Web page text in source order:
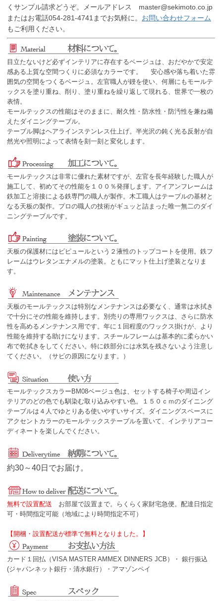
くサンプル請求どうぞ。メールアドレス master@sekimoto.co.jp
またはお電話054-281-4741までお気軽に。 お問い合わせフォーム
もご利用ください。
目立たないけど必ずインテリアに存在するベージュは、おだやかで安定
感ある上質な空間つくりに必須なカラーです。 安心感や落ち着いた雰
囲気の空間をつくるベージュ。左官職人が鏝を使い、何層にもモールテ
ックスを塗り重ね、削り、塗り重ねを繰り返して現れる、世界で一枚の
表情。
モールテックスの性能はそのままに、耐久性・防水性・防汚性を兼ね備
えたダイニングテーブル。
テーブル脚はヘアラインステンレス仕上げ。半光沢の鈍く光る反射が自
然光や照明によって表情を刻一刻と変化します。
モールテックスは非常に優れた素材ですが、左官を長年経験した職人が
施工して、初めてその性能を１００％発揮します。アイアンフレームは
鉄加工と溶接による鉄専門の職人が製作。木工職人はテーブルの基材と
なる天板の製作。プロの職人の技術がギュッと詰まった唯一無二のダイ
ニングテーブルです。
天板の保護材にはビピュールという２液性のトップコートを使用。鉄フ
レームはウレタンエナメルの塗装。ともにマット仕上げ塗装となりま
す。
天板のモールテックスは特別なメンテナンスは必要なく、通常は水拭き
で十分にその性能を維持します。別売りの専用ワックスは、さらに防水
性を高めるメンテナンス用です。年に１回程度のワックス掛けが、より
性能を維持する助けになります。スチールフレームは基本的に柔らかい
布で乾拭きをしてください。特に鉄部分には水気を残さないよう注意し
てください。（サビの原因になります。）
モールテックスカラーBM08ベージュ色は、セットする椅子や周辺イン
テリアのどの色でも馴染む取り込みやすい色。１５０ｃｍのダイニング
テーブルは４人でゆとりある使いやすいサイズ。ダイニングスペースに
アクセントカラーのモールテックステーブルを置いて、インテリアコー
ディネートを楽しんでください。
約30～40日でお届け。
無料で設置配送 お部屋で設置まで。らくらく家財宅急便。配達日指定
可・時間指定可能（地域により時間指定不可）
【開梱・設置配送が標準で無料となりました。】
カード１回払（VISA MASTER AMMEX DINNERS JCB）・ 銀行振込
(ジャパンネット銀行・清水銀行）・アマゾンペイ